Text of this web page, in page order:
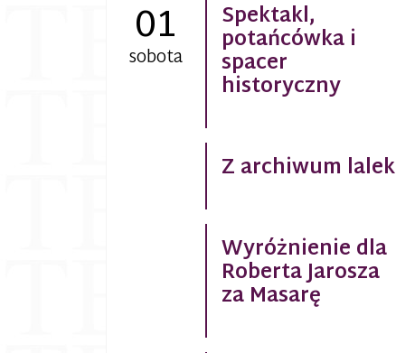
01
sobota
Spektakl,
potańcówka i
spacer
historyczny
Z archiwum lalek
Wyróżnienie dla
Roberta Jarosza
za Masarę